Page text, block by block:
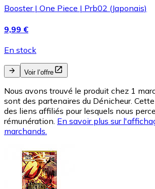
Booster | One Piece | Prb02 (Japonais)
9,99 €
En stock
Voir l’offre
Nous avons trouvé le produit chez 1
sont des partenaires du Dénicheur.
des liens affiliés pour lesquels nous
rémunération. En savoir plus sur
marchands.